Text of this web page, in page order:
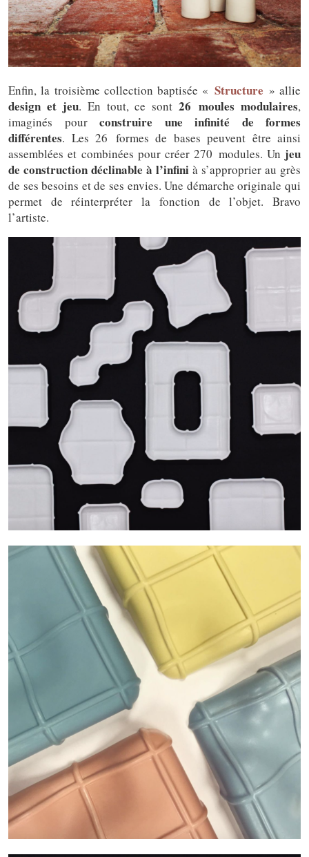
Enfin, la troisième collection baptisée « Structure » allie
design et jeu. En tout, ce sont26 moules modulaires,
imaginés pour construire une infinité de formes
différentes. Les 26 formes de bases peuvent être ainsi
assemblées et combinées pour créer 270 modules. Un jeu
de construction déclinable à l’infini à s’approprier au grès
de ses besoins et de ses envies. Une démarche originale qui
permet de réinterpréter la fonction de l’objet. Bravo
l’artiste.